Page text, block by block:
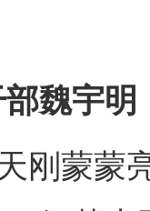
宇明
蒙蒙亮